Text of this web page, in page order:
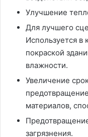
Улучшение
Для лучшего
Используется в
покраской
влажности.
Увеличение
материалов,
загрязнения.